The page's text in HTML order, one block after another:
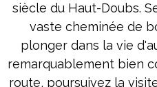
siècle du Haut-Doubs.
vaste cheminée de
plonger dans la vie
remarquablement bien
route, poursuivez la